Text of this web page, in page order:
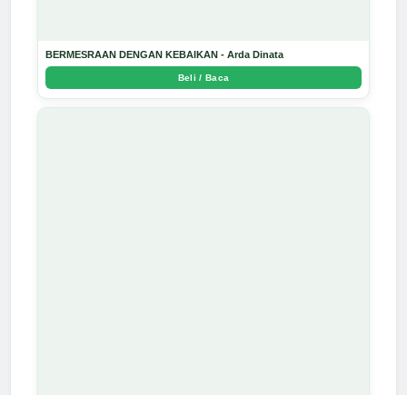
BERMESRAAN DENGAN KEBAIKAN - Arda Dinata
Beli / Baca